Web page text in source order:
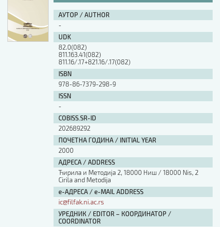
АУТОР / AUTHOR
-
UDK
82.0(082)
811.163.41(082)
811.16/.17+821.16/.17(082)
ISBN
978-86-7379-298-9
ISSN
-
COBISS.SR-ID
202689292
ПОЧЕТНА ГОДИНА / INITIAL YEAR
2000
АДРЕСА / ADDRESS
Ћирила и Методија 2, 18000 Ниш / 18000 Nis, 2
Cirila and Metodija
е-АДРЕСА / e-MAIL ADDRESS
ic@filfak.ni.ac.rs
УРЕДНИК / EDITOR – КООРДИНАТОР /
COORDINATOR